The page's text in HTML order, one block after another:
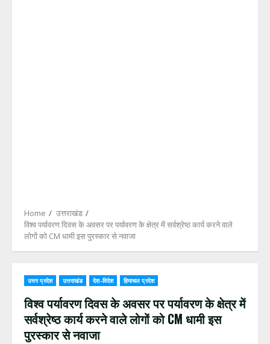
Home
उत्तराखंड
विश्व पर्यावरण दिवस के अवसर पर पर्यावरण के क्षेत्र में सर्वश्रेष्ठ कार्य करने वाले
लोगों को CM धामी इस पुरस्कार से नवाजा
उत्तर प्रदेश उत्तराखंड देश-विदेश हिमाचल प्रदेश
विश्व पर्यावरण दिवस के अवसर पर पर्यावरण के क्षेत्र में
सर्वश्रेष्ठ कार्य करने वाले लोगों को CM धामी इस
पुरस्कार से नवाजा